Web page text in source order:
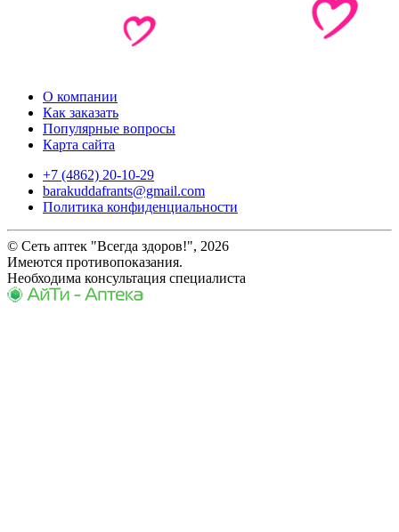
О компании
Как заказать
Популярные вопросы
Карта сайта
+7 (4862) 20-10-29
barakuddafrants@gmail.com
Политика конфиденциальности
© Сеть аптек "Всегда здоров!", 2026
Имеются противопоказания.
Необходима консультация специалиста